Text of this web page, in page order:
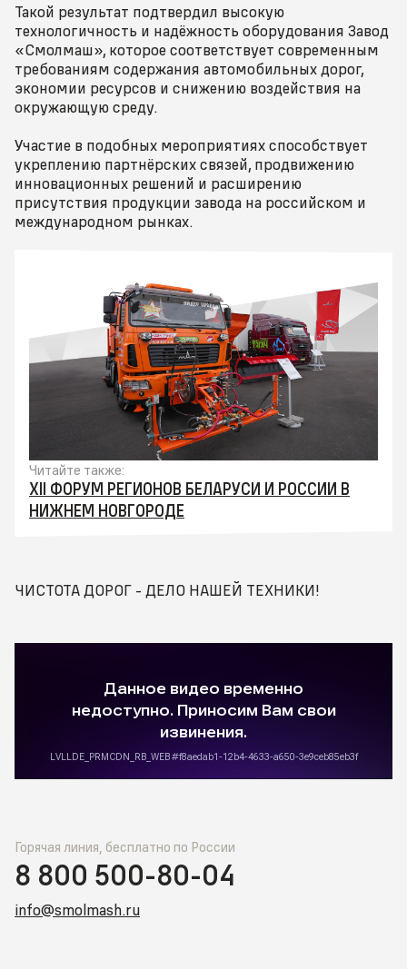
Такой результат подтвердил высокую
технологичность и надёжность оборудования Завод
«Смолмаш», которое соответствует современным
требованиям содержания автомобильных дорог,
экономии ресурсов и снижению воздействия на
окружающую среду.
Участие в подобных мероприятиях способствует
укреплению партнёрских связей, продвижению
инновационных решений и расширению
присутствия продукции завода на российском и
международном рынках.
Читайте также:
XII ФОРУМ РЕГИОНОВ БЕЛАРУСИ И РОССИИ В
НИЖНЕМ НОВГОРОДЕ
ЧИСТОТА ДОРОГ - ДЕЛО НАШЕЙ ТЕХНИКИ!
Горячая линия, бесплатно по России
8 800 500-80-04
info@smolmash.ru